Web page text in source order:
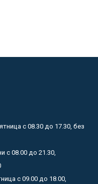
с 08.30 до 17.30, без
с 08.00 до 21.30,
с 09.00 до 18.00,